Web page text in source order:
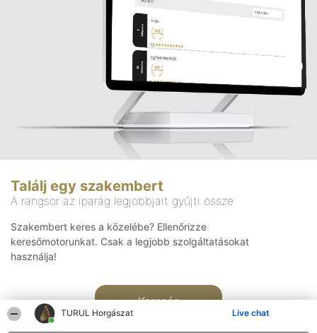
TURUL Horgászat Live chat
Találj egy szakembert
A rangsor az iparág legjobbjait gyűjti össze
Szakembert keres a közelébe? Ellenőrizze
keresőmotorunkat. Csak a legjobb szolgáltatásokat
használja!
Keresés